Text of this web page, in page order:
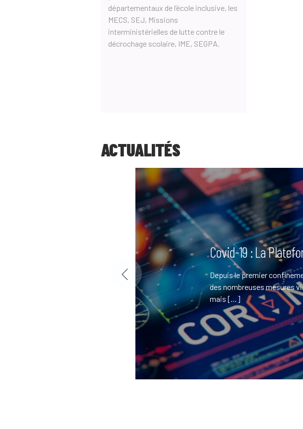
départementaux de l’école inclusive, les
MECS, SEJ, Missions
interministérielles de lutte contre le
décrochage scolaire, IME, SEGPA.
ACTUALITÉS
Covid-19 : La
Depuis le premier
des nombreuses mesures
mais […]